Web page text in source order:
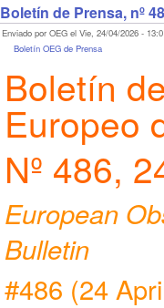
Boletín de Prensa, nº
Enviado por OEG el Vie, 24/04/2026 -
Boletín OEG de Prensa
Boletín
Europeo
Nº 486,
European
Bulletin
#486 (24